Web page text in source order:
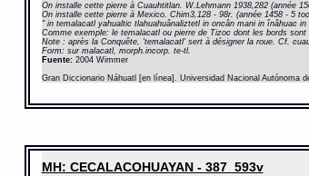
On installe cette pierre à Cuauhtitlan. W.Lehmann 1938,282 (année
On installe cette pierre à Mexico. Chim3,128 - 98r. (année 1458 - 5
" in temalacatl yahualtic tlahuahuânaliztetl in oncân mani in înâhuac
Comme exemple: le temalacatl ou pierre de Tizoc dont les bords
Note : après la Conquête, 'temalacatl' sert à désigner la roue. Cf.
Form: sur malacatl, morph.incorp. te-tl.
Fuente:2004 Wimmer
Gran Diccionario Náhuatl [en línea]. Universidad Nacional
MH: CECALACOHUAYAN - 387_593v